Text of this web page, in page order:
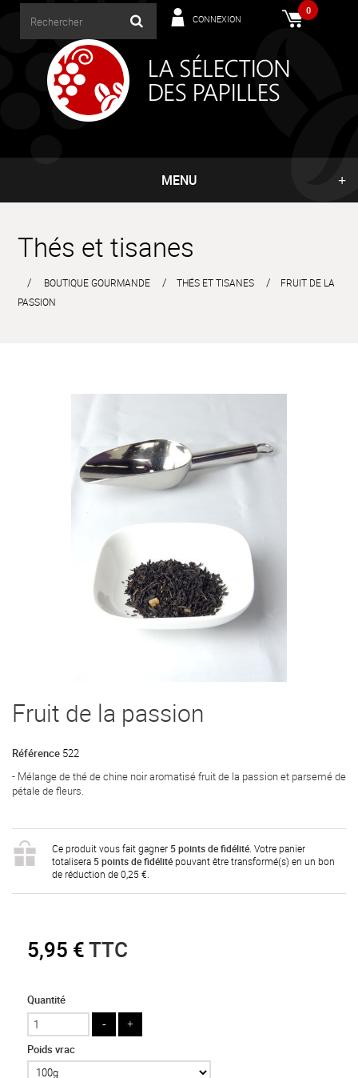
0
CONNEXION
MENU
Thés et tisanes
BOUTIQUE GOURMANDE THÉS ET TISANES
FRUIT DE LA
PASSION
Fruit de la passion
Référence 522
- Mélange de thé de chine noir aromatisé fruit de la passion et parsemé de
pétale de fleurs.
Ce produit vous fait gagner 5 points de fidélité. Votre panier
totalisera 5 points de fidélité pouvant être transformé(s) en un bon
de réduction de 0,25 €.
5,95 €TTC
Quantité
Poids vrac